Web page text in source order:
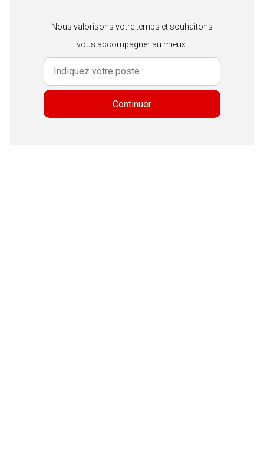
Nous valorisons votre temps et souhaitons
vous accompagner au mieux.
Continuer